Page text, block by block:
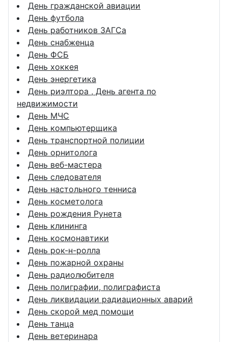
День гражданской авиации
День футбола
День работников ЗАГСа
День снабженца
День ФСБ
День хоккея
День энергетика
День риэлтора , День агента по
недвижимости
День МЧС
День компьютерщика
День транспортной полиции
День орнитолога
День веб-мастера
День следователя
День настольного тенниса
День косметолога
День рождения Рунета
День клининга
День космонавтики
День рок-н-ролла
День пожарной охраны
День радиолюбителя
День полиграфии, полиграфиста
День ликвидации радиационных аварий
День скорой мед помощи
День танца
День ветеринара